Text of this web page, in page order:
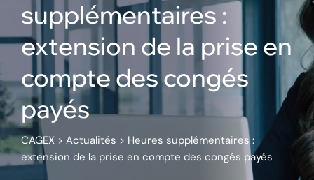
supplémentaires :
extension de la prise en
compte des congés
payés
CAGEX > Actualités > Heures supplémentaires :
extension de la prise en compte des congés payés